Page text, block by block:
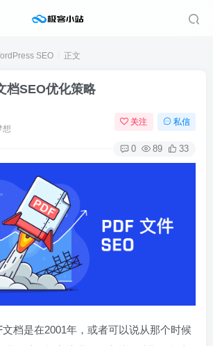
SEO 正文
档SEO优化策略
想
关注 私信
0 89 33
档是在2001年，或者可以说从那个时候